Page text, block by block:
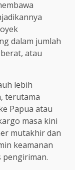
dalam jumlah
atau
lebih
terutama
Papua atau
masa kini
mutakhir dan
keamanan
pengiriman.